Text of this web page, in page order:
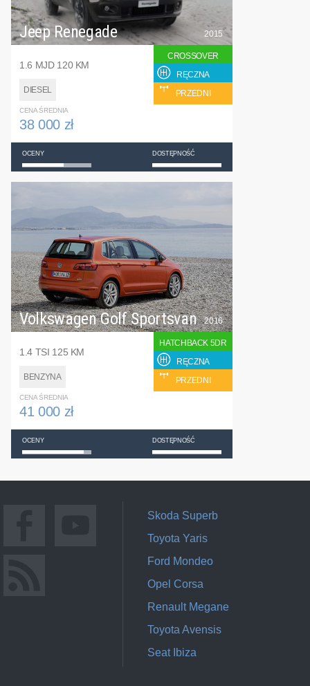
Jeep Renegade
1.6 MJD 120 KM
DIESEL
2015
CROSSOVER
RĘCZNA
PRZEDNI
CENA ŚREDNIA
38 000 zł
OCENY DOSTĘPNOŚĆ
Volkswagen Golf Sportsvan
1.4 TSI 125 KM
BENZYNA
2016
HATCHBACK 5DR
RĘCZNA
PRZEDNI
CENA ŚREDNIA
41 000 zł
OCENY DOSTĘPNOŚĆ
Skoda Superb
Toyota Yaris
Ford Mondeo
Opel Corsa
Renault Megane
Toyota Avensis
Seat Ibiza